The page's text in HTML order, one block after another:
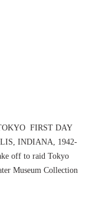
FIRST DAY
INDIANA, 1942-
off to raid Tokyo
Museum Collection